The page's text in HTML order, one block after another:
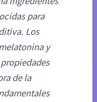
para
Los
y
de la